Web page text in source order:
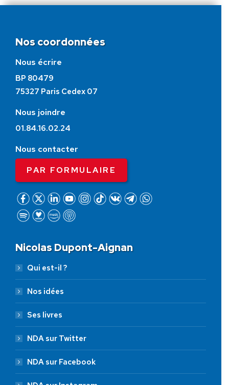
Nos coordonnées
Nous écrire
BP 80479
75327 Paris Cedex 07
Nous joindre
01.84.16.02.24
Nous contacter
PAR FORMULAIRE
Nicolas Dupont-Aignan
Qui est-il ?
Nos idées
Ses livres
NDA sur Twitter
NDA sur Facebook